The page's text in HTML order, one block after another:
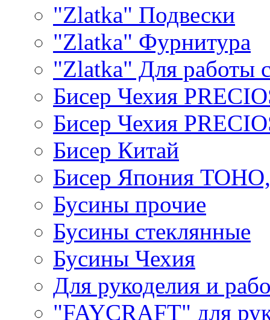
"Zlatka" Подвески
"Zlatka" Фурнитура
"Zlatka" Для работы
Бисер Чехия
Бисер Чехия
Бисер Китай
Бисер Япония
Бусины прочие
Бусины стеклянные
Бусины Чехия
Для рукоделия и
"FAYCRAFT" для